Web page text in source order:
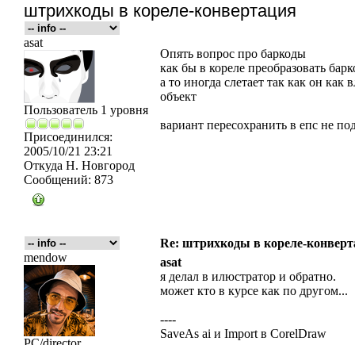
штрихкоды в кореле-конвертация
asat
Пользователь 1 уровня
Присоединился:
2005/10/21 23:21
Откуда Н. Новгород
Сообщений: 873
Опять вопрос про баркоды
как бы в кореле преобразовать
а то иногда слетает так как он
объект
вариант пересохранить в епс не
Re: штрихкоды в кореле-
mendow
asat
я делал в илюстратор и обратно.
может кто в курсе как по другом...
----
SaveAs ai и Import в CorelDraw